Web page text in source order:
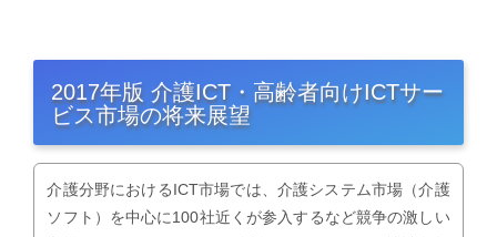
2017年版 介護ICT・高齢者向けICTサー
ビス市場の将来展望
介護分野におけるICT市場では、介護システム市場（介護
ソフト）を中心に100社近くが参入するなど競争の激しい